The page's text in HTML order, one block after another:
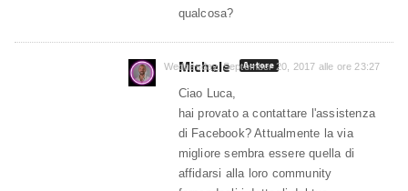
qualcosa?
Michele Autore
Wednesday, September 20, 2017 alle ore 23:27
Ciao Luca,
hai provato a contattare l'assistenza
di Facebook? Attualmente la via
migliore sembra essere quella di
affidarsi alla loro community